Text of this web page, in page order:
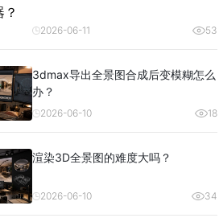
2026-06-11 53
3dmax导出全景图合成后变模糊怎么
办？
2026-06-10 18
渲染3D全景图的难度大吗？
2026-06-10 34